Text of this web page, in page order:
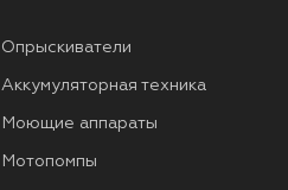
Опрыскиватели
Аккумуляторная техника
Моющие аппараты
Мотопомпы